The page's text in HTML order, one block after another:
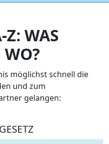
Z: WAS
WO?
möglichst schnell die
und zum
gelangen: